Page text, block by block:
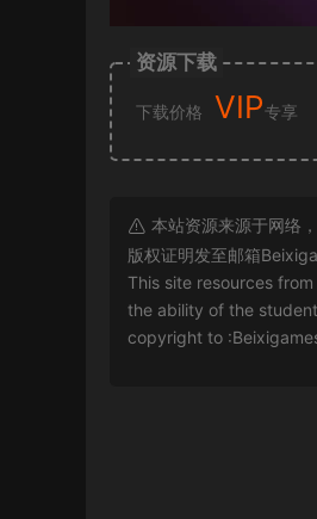
资源下载
下载价格 VIP专享
本站资源来源于网络
版权证明发至邮箱
This site resources
the ability of the
copyright to :